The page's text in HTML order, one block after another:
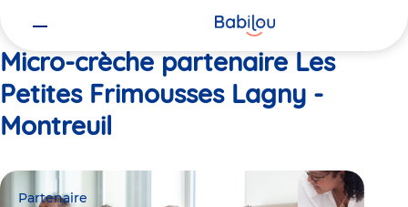
Micro-crèche partenaire Les
Petites Frimousses Lagny -
Montreuil
Partenaire